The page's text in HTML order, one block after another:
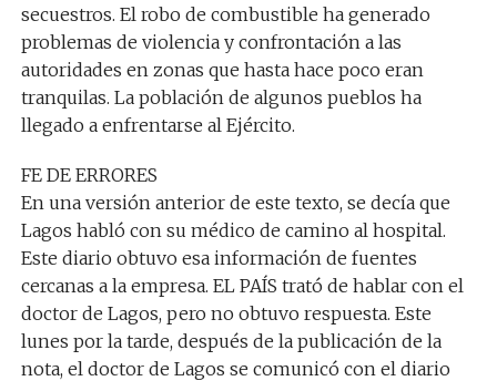
secuestros. El robo de combustible ha generado
problemas de violencia y confrontación a las
autoridades en zonas que hasta hace poco eran
tranquilas. La población de algunos pueblos ha
llegado a enfrentarse al Ejército.
FE DE ERRORES
En una versión anterior de este texto, se decía que
Lagos habló con su médico de camino al hospital.
Este diario obtuvo esa información de fuentes
cercanas a la empresa. EL PAÍS trató de hablar con el
doctor de Lagos, pero no obtuvo respuesta. Este
lunes por la tarde, después de la publicación de la
nota, el doctor de Lagos se comunicó con el diario